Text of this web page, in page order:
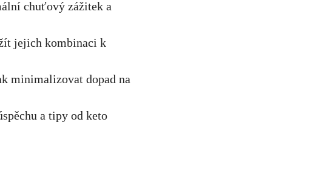
chuťový zážitek a
jejich kombinaci‍ k
minimalizovat dopad ⁢na
‍a tipy od keto